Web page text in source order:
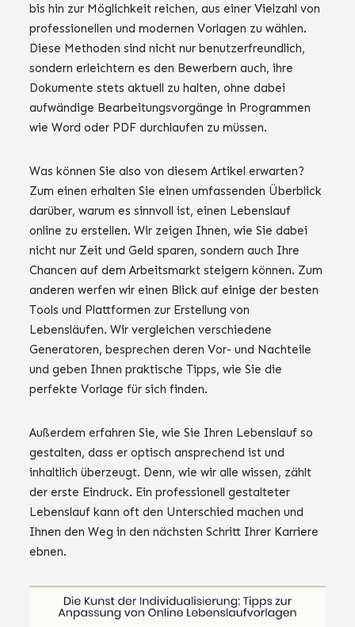
bis hin zur Möglichkeit reichen, aus einer Vielzahl von
professionellen und modernen Vorlagen zu wählen.
Diese Methoden sind nicht nur benutzerfreundlich,
sondern erleichtern es den Bewerbern auch, ihre
Dokumente stets aktuell zu halten, ohne dabei
aufwändige Bearbeitungsvorgänge in Programmen
wie Word oder PDF durchlaufen zu müssen.
Was können Sie also von diesem Artikel erwarten?
Zum einen erhalten Sie einen umfassenden Überblick
darüber, warum es sinnvoll ist, einen Lebenslauf
online zu erstellen. Wir zeigen Ihnen, wie Sie dabei
nicht nur Zeit und Geld sparen, sondern auch Ihre
Chancen auf dem Arbeitsmarkt steigern können. Zum
anderen werfen wir einen Blick auf einige der besten
Tools und Plattformen zur Erstellung von
Lebensläufen. Wir vergleichen verschiedene
Generatoren, besprechen deren Vor- und Nachteile
und geben Ihnen praktische Tipps, wie Sie die
perfekte Vorlage für sich finden.
Außerdem erfahren Sie, wie Sie Ihren Lebenslauf so
gestalten, dass er optisch ansprechend ist und
inhaltlich überzeugt. Denn, wie wir alle wissen, zählt
der erste Eindruck. Ein professionell gestalteter
Lebenslauf kann oft den Unterschied machen und
Ihnen den Weg in den nächsten Schritt Ihrer Karriere
ebnen.